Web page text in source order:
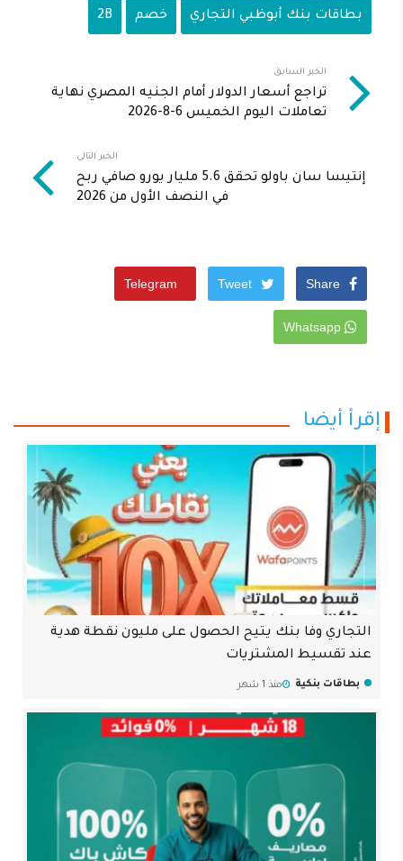
بطاقات بنك أبوظبي التجاري خصم 2B
الخبر السابق
تراجع أسعار الدولار أمام الجنيه المصري نهاية
تعاملات اليوم الخميس 6-8-2026
الخبر التالى
إنتيسا سان باولو تحقق 5.6 مليار يورو صافي ربح
في النصف الأول من 2026
إقرأ أيضا
التجاري وفا بنك يتيح الحصول على مليون نقطة هدية
عند تقسيط المشتريات
بطاقات بنكية منذ 1 شهر